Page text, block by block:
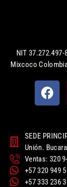
NIT
Mixcoco
SEDE
Unión.
Ventas: 320
+57 320 949
+57 333 236